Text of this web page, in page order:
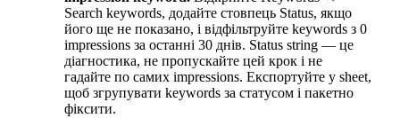
Search keywords, додайте стовпець Status, якщо
його ще не показано, і відфільтруйте keywords з 0
impressions за останні 30 днів. Status string — це
діагностика, не пропускайте цей крок і не
гадайте по самих impressions. Експортуйте у sheet,
щоб згрупувати keywords за статусом і пакетно
фіксити.